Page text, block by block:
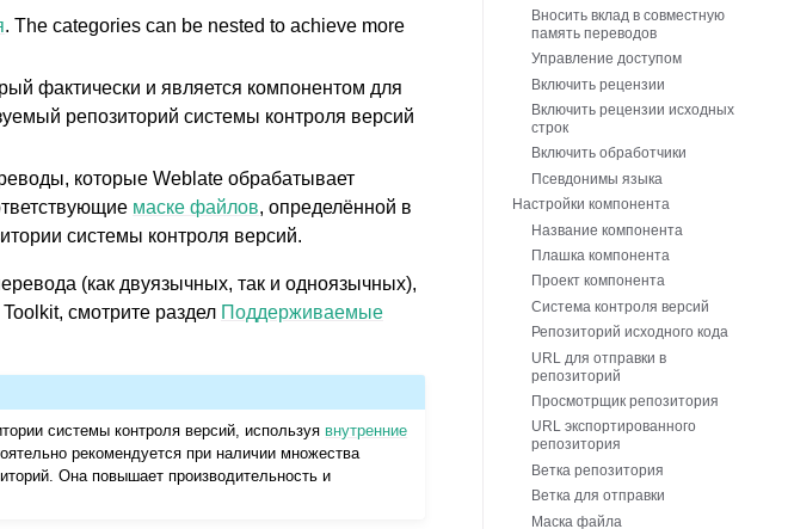
. The categories can be nested to achieve more
фактически и является компонентом для
репозиторий системы контроля версий
которые Weblate обрабатывает
маске файлов, определённой в
системы контроля версий.
(как двуязычных, так и одноязычных),
смотрите раздел Поддерживаемые
системы контроля версий, используя внутренние
рекомендуется при наличии множества
Она повышает производительность и
Вносить вклад в совместную
память переводов
Управление доступом
Включить рецензии
Включить рецензии исходных
строк
Включить обработчики
Псевдонимы языка
Настройки компонента
Название компонента
Плашка компонента
Проект компонента
Система контроля версий
Репозиторий исходного кода
URL для отправки в
репозиторий
Просмотрщик репозитория
URL экспортированного
репозитория
Ветка репозитория
Ветка для отправки
Маска файла